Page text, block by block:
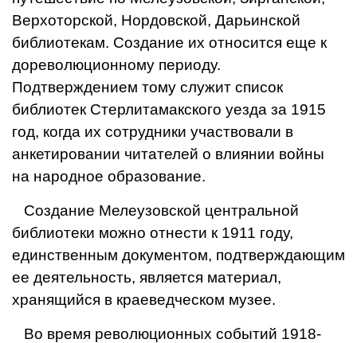
Верхоторской, Нордовской, Дарьинской
библиотекам. Создание их относится еще к
дореволюционному периоду.
Подтверждением тому служит список
библиотек Стерлитамакского уезда за 1915
год, когда их сотрудники участвова­ли в
анкетировании читателей о влиянии войны
на народное образование.
Создание Мелеузовской центральной
библиотеки можно отнести к 1911 го­ду,
единственным документом, подтверждающим
ее деятельность, является ма­териал,
хранящийся в краеведческом музее.
Во время революцион­ных событий 1918-